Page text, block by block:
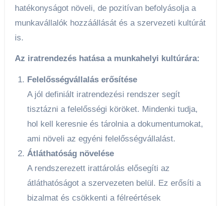
hatékonyságot növeli, de pozitívan befolyásolja a
munkavállalók hozzáállását és a szervezeti kultúrát
is.
Az iratrendezés hatása a munkahelyi kultúrára:
Felelősségvállalás erősítése
A jól definiált iratrendezési rendszer segít
tisztázni a felelősségi köröket. Mindenki tudja,
hol kell keresnie és tárolnia a dokumentumokat,
ami növeli az egyéni felelősségvállalást.
Átláthatóság növelése
A rendszerezett irattárolás elősegíti az
átláthatóságot a szervezeten belül. Ez erősíti a
bizalmat és csökkenti a félreértések